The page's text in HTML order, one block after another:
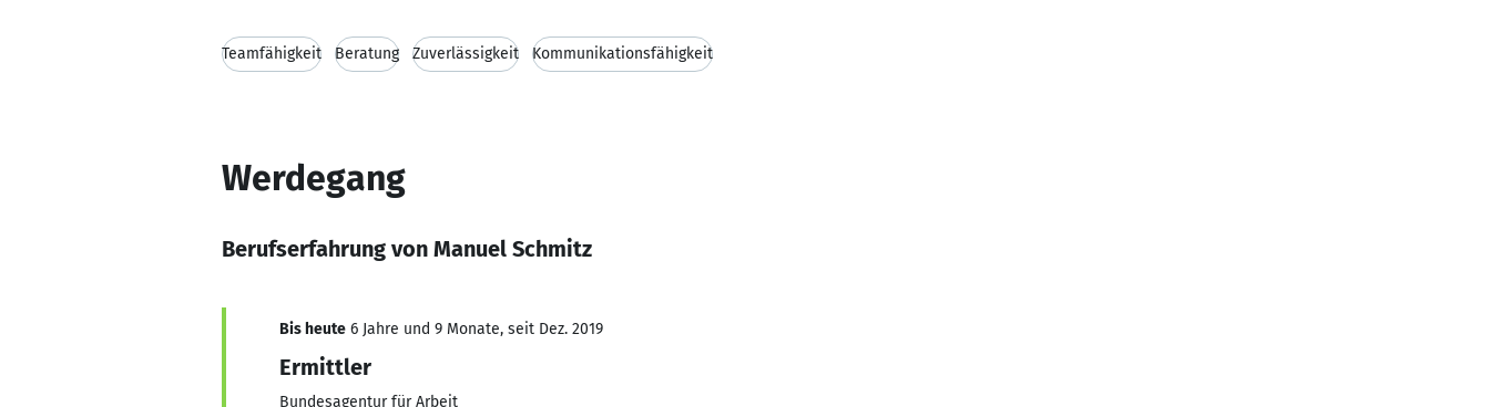
Teamfähigkeit Beratung Zuverlässigkeit Kommunikationsfähigkeit
Werdegang
Berufserfahrung von Manuel Schmitz
Bis heute 6 Jahre und 9 Monate, seit Dez. 2019
Ermittler
Bundesagentur für Arbeit